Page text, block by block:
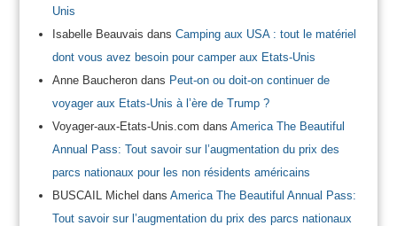
Unis
Isabelle Beauvais dans Camping aux USA : tout le matériel
dont vous avez besoin pour camper aux Etats-Unis
Anne Baucherondans Peut-on ou doit-on continuer de
voyager aux Etats-Unis à l’ère de Trump ?
Voyager-aux-Etats-Unis.com dans America The Beautiful
Annual Pass: Tout savoir sur l’augmentation du prix des
parcs nationaux pour les non résidents américains
BUSCAIL Michel dans America The Beautiful Annual Pass:
Tout savoir sur l’augmentation du prix des parcs nationaux